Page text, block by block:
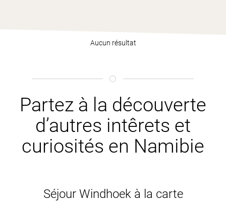
Aucun résultat
Partez à la découverte
d’autres intêrets et
curiosités en Namibie
Séjour Windhoek à la carte